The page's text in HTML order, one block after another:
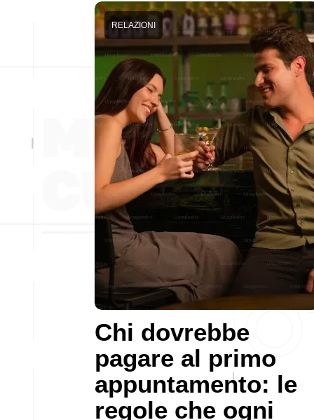
Chi dovrebbe
pagare al primo
appuntamento: le
regole che ogni
RELAZIONI